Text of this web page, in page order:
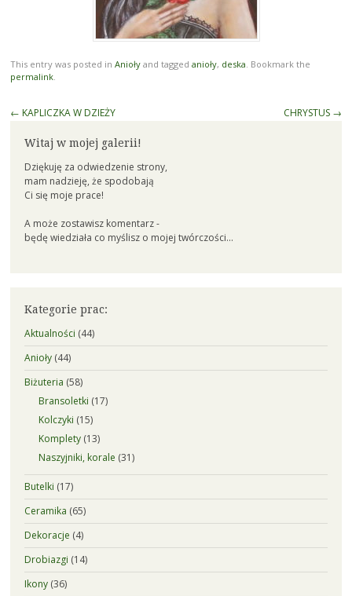
This entry was posted in Aniołyand tagged anioły, deska . Bookmark the
permalink.
Post
← KAPLICZKA W DZIEŻY CHRYSTUS →
Witaj w mojej galerii!
Dziękuję za odwiedzenie strony,
mam nadzieję, że spodobają
Ci się moje prace!
A może zostawisz komentarz -
będę wiedziała co myślisz o mojej twórczości...
Kategorie prac:
Aktualności (44)
Anioły(44)
Biżuteria (58)
Bransoletki (17)
Kolczyki (15)
Komplety(13)
Naszyjniki, korale (31)
Butelki (17)
Ceramika (65)
Dekoracje (4)
Drobiazgi (14)
Ikony(36)